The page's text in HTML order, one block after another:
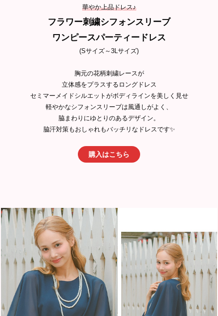
華やか上品ドレス♪
フラワー刺繍シフォンスリーブ
ワンピースパーティードレス
(Sサイズ～3Lサイズ)
胸元の花柄刺繍レースが
立体感をプラスするロングドレス
セミマーメイドシルエットがボディラインを美しく見せ
軽やかなシフォンスリーブは風通しがよく、
脇まわりにゆとりのあるデザイン。
脇汗対策もおしゃれもバッチリなドレスです✨
購入はこちら